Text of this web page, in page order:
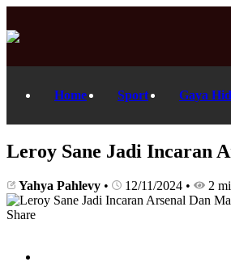
Home Sport Gaya
Leroy Sane Jadi Incaran
Yahya Pahlevy • 12/11/2024 • 2
Share